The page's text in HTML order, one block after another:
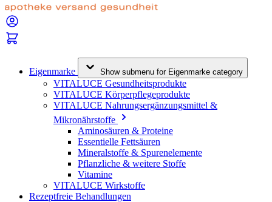
Eigenmarke Show submenu for Eigenmarke category
VITALUCE Gesundheitsprodukte
VITALUCE Körperpflegeprodukte
VITALUCE Nahrungsergänzungsmittel &
Mikronährstoffe
Aminosäuren & Proteine
Essentielle Fettsäuren
Mineralstoffe & Spurenelemente
Pflanzliche & weitere Stoffe
Vitamine
VITALUCE Wirkstoffe
Rezeptfreie Behandlungen